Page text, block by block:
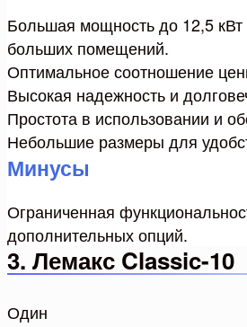
Большая мощность до 12,5
больших помещений.
Оптимальное соотношение
Высокая надежность и
Простота в использовании и
Небольшие размеры для
Минусы
Ограниченная
дополнительных опций.
3. Лемакс Classic-10
Один